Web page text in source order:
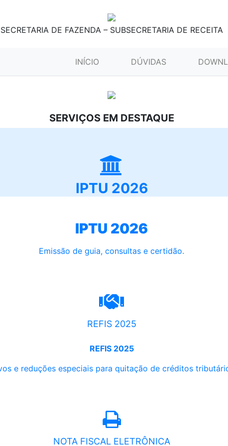
SECRETARIA DE FAZENDA – SUBSECRETARIA DE RECEITA
INÍCIO (CURRENT)DÚVIDAS
SERVIÇOS EM DESTAQUE
IPTU 2026
IPTU 2026
Emissão de guia, consultas e certidão.
REFIS 2025
REFIS 2025
e reduções especiais para quitação de créditos
NOTA FISCAL ELETRÔNICA